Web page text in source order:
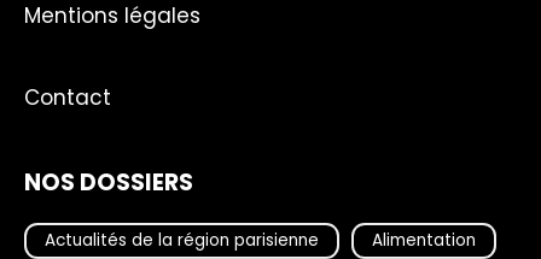
Mentions légales
Contact
NOS DOSSIERS
Actualités de la région parisienne
Alimentation